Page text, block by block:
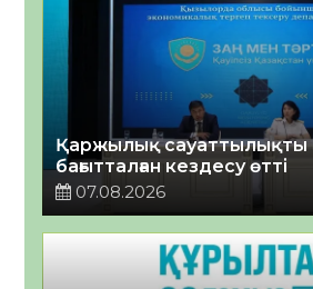
Қаржылық сауаттылықты
бағытталған кездесу өтті
07.08.2026